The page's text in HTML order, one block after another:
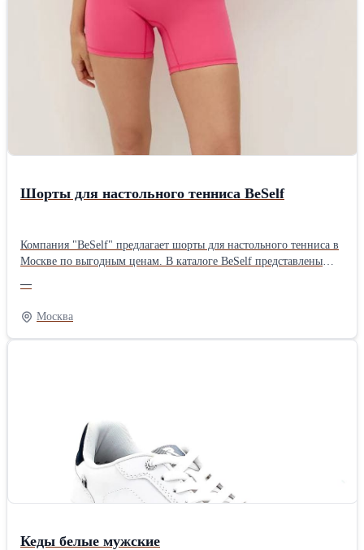
Шорты для настольного тенниса BeSelf
Компания "BeSelf" предлагает шорты для настольного тенниса в
Москве по выгодным ценам. В каталоге BeSelf представлены
ускорений и длительных тренировок. В наличии доступны
варианты в разных цветах и размерах — от 2XS до 3XL.
Ознакомиться с информацией Вы можете на нашем сайте
—
Москва
Кеды белые мужские